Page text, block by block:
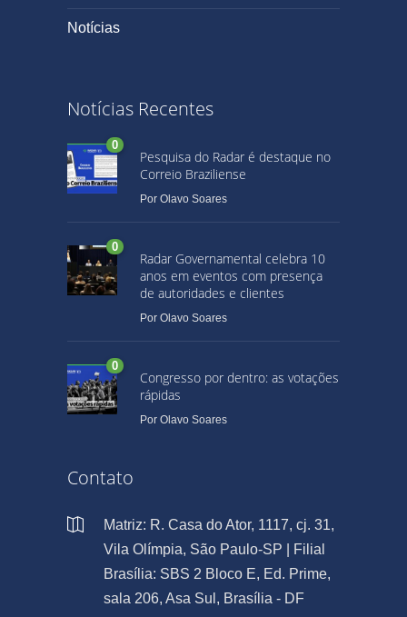
Notícias
Notícias Recentes
0
Pesquisa do Radar é destaque no
Correio Braziliense
Por Olavo Soares
0
Radar Governamental celebra 10
anos em eventos com presença
de autoridades e clientes
Por Olavo Soares
0
Congresso por dentro: as votações
rápidas
Por Olavo Soares
Contato
Matriz: R. Casa do Ator, 1117, cj. 31,
Vila Olímpia, São Paulo-SP | Filial
Brasília: SBS 2 Bloco E, Ed. Prime,
sala 206, Asa Sul, Brasília - DF